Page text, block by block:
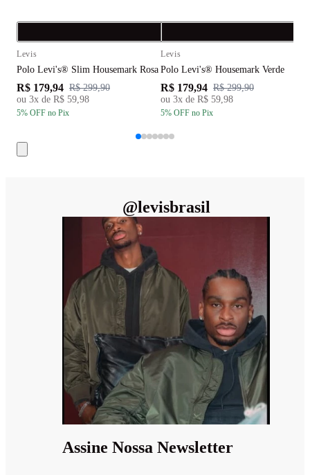
Levis
Polo Levi's® Slim Housemark Rosa
R$ 179,94 R$ 299,90
ou 3x de R$ 59,98
5% OFF no Pix
Levis
Polo Levi's® Housemark Verde
R$ 179,94 R$ 299,90
ou 3x de R$ 59,98
5% OFF no Pix
@levisbrasil
Assine Nossa Newsletter